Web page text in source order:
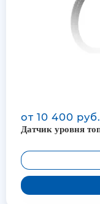
от 10 400 руб.
Датчик уровня